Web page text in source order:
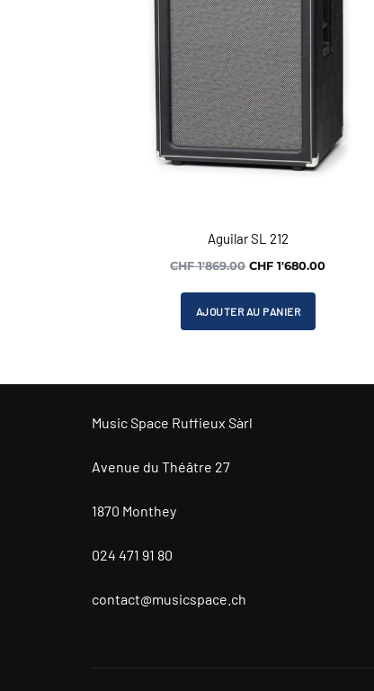
Aguilar SL 212
CHF1'869.00 Le
initial
CHF 1'680.00Le
AJOUTER AU PANIER
Music Space Ruffieux Sàrl
Avenue du Théâtre 27
1870 Monthey
024 471 91 80
contact@musicspace.ch